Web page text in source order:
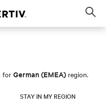
for German (EMEA) region.
STAY IN MY REGION